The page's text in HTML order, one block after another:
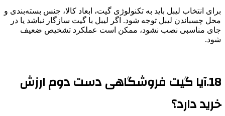
برای انتخاب لیبل باید به تکنولوژی گیت، ابعاد کالا، جنس بسته‌بندی و
محل چسباندن لیبل توجه شود. اگر لیبل با گیت سازگار نباشد یا در
جای مناسبی نصب نشود، ممکن است عملکرد تشخیص ضعیف
شود.
18.آیا گیت فروشگاهی دست دوم ارزش
خرید دارد؟